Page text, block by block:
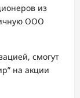
из
ООО
смогут
на акции